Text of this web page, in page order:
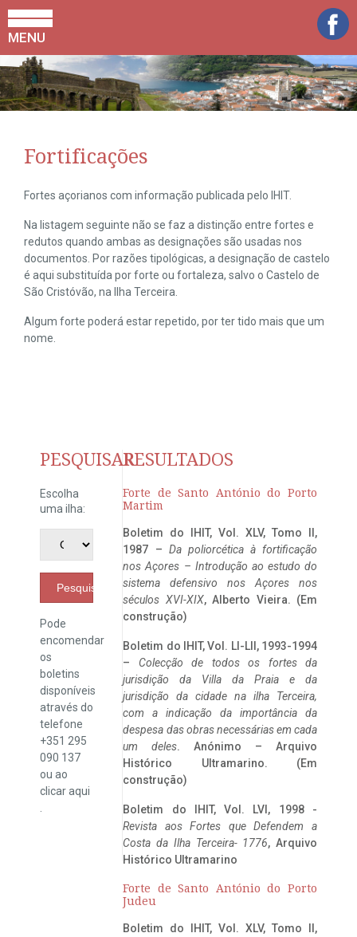
MENU
Fortificações
Fortes açorianos com informação publicada pelo IHIT.
Na listagem seguinte não se faz a distinção entre fortes e
redutos quando ambas as designações são usadas nos
documentos. Por razões tipológicas, a designação de castelo
é aqui substituída por forte ou fortaleza, salvo o Castelo de
São Cristóvão, na Ilha Terceira.
Algum forte poderá estar repetido, por ter tido mais que um
nome.
PESQUISAR
Escolha
uma ilha:
Pesquisar
Pode
encomendar
os
boletins
disponíveis
através do
telefone
+351 295
090 137
ou ao
clicaraqui
RESULTADOS
Forte de Santo António do Porto
Martim
Boletim do IHIT, Vol. XLV, Tomo II,
1987 – Da poliorcética à fortificação
nos Açores – Introdução ao estudo do
sistema defensivo nos Açores nos
séculos XVI-XIX, Alberto Vieira. (Em
construção)
Boletim do IHIT, Vol. LI-LII, 1993-1994
– Colecção de todos os fortes da
jurisdição da Villa da Praia e da
jurisdição da cidade na ilha Terceira,
com a indicação da importância da
despesa das obras necessárias em cada
um deles. Anónimo – Arquivo
Histórico Ultramarino. (Em
construção)
Boletim do IHIT, Vol. LVI, 1998 -
Revista aos Fortes que Defendem a
Costa da Ilha Terceira- 1776, Arquivo
Histórico Ultramarino
Forte de Santo António do Porto
Judeu
Boletim do IHIT, Vol. XLV, Tomo II,